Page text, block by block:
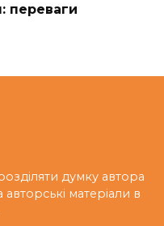
переваги
думку автора
авторські матеріали в